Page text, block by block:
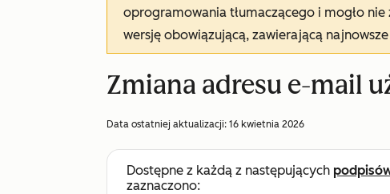
oprogramowania tłumaczącego i mogło
wersję obowiązującą, zawierającą
Zmiana adresu e-mail
Data ostatniej aktualizacji: 16 kwietnia 2026
Dostępne z każdą z następujących
zaznaczono: